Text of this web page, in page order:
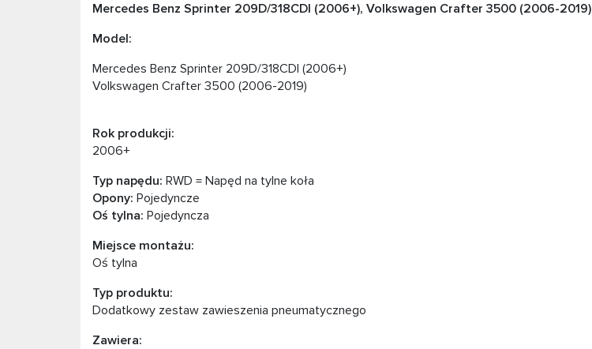
Mercedes Benz Sprinter 209D/318CDI (2006+), Volkswagen Crafter 3500 (2006-2019)
Model:
Mercedes Benz Sprinter 209D/318CDI (2006+)
Volkswagen Crafter 3500 (2006-2019)
Rok produkcji:
2006+
Typ napędu: RWD = Napęd na tylne koła
Opony: Pojedyncze
Oś tylna: Pojedyncza
Miejsce montażu:
Oś tylna
Typ produktu:
Dodatkowy zestaw zawieszenia pneumatycznego
Zawiera: